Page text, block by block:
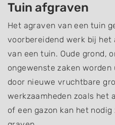
Tuin afgraven
Het agraven van een tuin
voorbereidend werk bij het
van een tuin. Oude grond,
ongewenste zaken
door nieuwe vruchtbare
werkzaamheden zoals het
of een gazon kan het